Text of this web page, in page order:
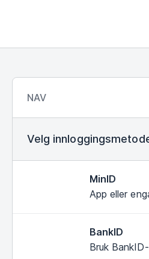
NAV
Velg
MinID
App eller
BankID
Bruk